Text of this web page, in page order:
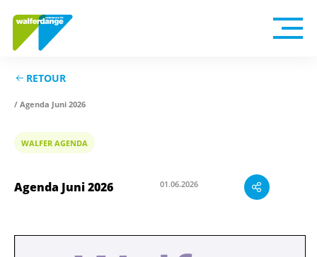
RETOUR
/ Agenda Juni 2026
WALFER AGENDA
Agenda Juni 2026 01.06.2026